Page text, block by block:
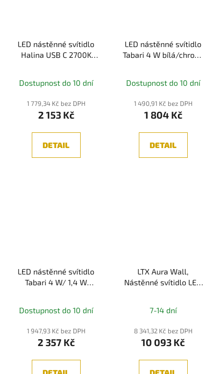
LED nástěnné svítidlo
Halina USB C 2700K
Dostupnost do 10 dní
1 779,34 Kč bez DPH
2 153 Kč
DETAIL
LED nástěnné svítidlo
Tabari 4 W bílá/chrom,
Dostupnost do 10 dní
1 490,91 Kč bez DPH
1 804 Kč
DETAIL
LED nástěnné svítidlo
Tabari 4 W/ 1,4 W
Dostupnost do 10 dní
1 947,93 Kč bez DPH
2 357 Kč
LTX Aura Wall,
Nástěnné svítidlo LED
7-14 dní
8 341,32 Kč bez DPH
10 093 Kč